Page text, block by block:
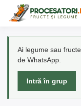
Ai legume sau
de WhatsApp.
Intră în grup